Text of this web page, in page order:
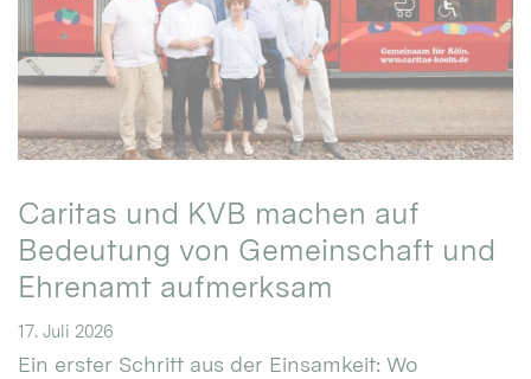
Caritas und KVB machen auf
Bedeutung von Gemeinschaft und
Ehrenamt aufmerksam
17. Juli 2026
Ein erster Schritt aus der Einsamkeit: Wo